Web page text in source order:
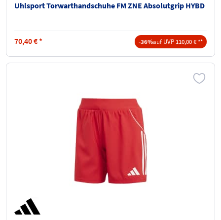
Uhlsport Torwarthandschuhe FM ZNE Absolutgrip HYBD
70,40€ * -36%auf UVP 110,00 € **